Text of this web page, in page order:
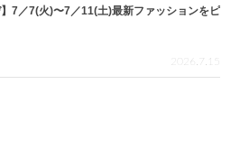
】7／7(火)〜7／11(土)最新ファッションをピ
2026.7.15